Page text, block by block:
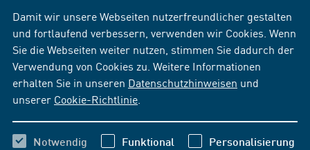
Damit wir unsere Webseiten nutzerfreundlicher gestalten
und fortlaufend verbessern, verwenden wir Cookies. Wenn
Sie die Webseiten weiter nutzen, stimmen Sie dadurch der
Verwendung von Cookies zu. Weitere Informationen
erhalten Sie in unseren Datenschutzhinweisen und
unserer Cookie-Richtlinie
Notwendig Funktional Personalisierung